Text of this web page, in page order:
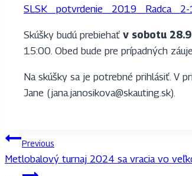
Skúšky budú prebiehať v sobotu
15:00. Obed bude pre prípadných
Na skúšky sa je potrebné prihlásiť. V
Jane (jana.janosikova@skauting.sk).
Navigácia
v
Previous
Metlobalový turnaj 2024 sa vracia vo